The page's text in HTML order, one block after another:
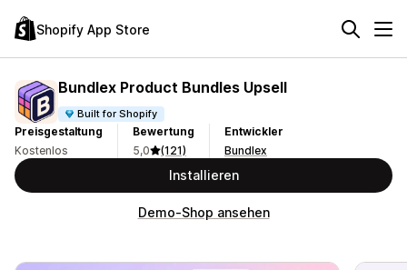
Shopify App Store
Bundlex Product Bundles Upsell
Built for Shopify
Preisgestaltung
Kostenlos
Bewertung
5,0
(121)
Entwickler
Bundlex
Installieren
Demo-Shop ansehen